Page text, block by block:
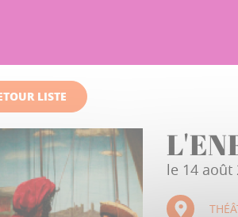
LISTE
le 14 août